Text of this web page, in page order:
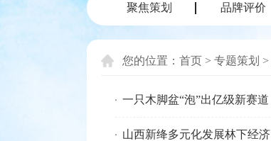
聚焦策划 品牌评价
您的位置： 首页 > 专题策划 >
一只木脚盆“泡”出亿级新赛道
山西新绛多元化发展林下经济